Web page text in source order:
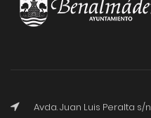
Avda. Juan Luis Peralta s/n